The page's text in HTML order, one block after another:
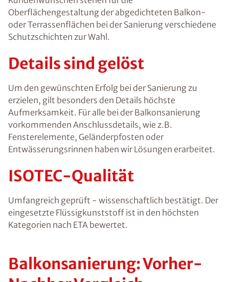
Oberflächengestaltung der abgedichteten Balkon-
oder Terrassenflächen bei der Sanierung verschiedene
Schutzschichten zur Wahl.
Details sind gelöst
Um den gewünschten Erfolg bei der Sanierung zu
erzielen, gilt besonders den Details höchste
Aufmerksamkeit. Für alle bei der Balkonsanierung
vorkommenden Anschlussdetails, wie z.B.
Fensterelemente, Geländerpfosten oder
Entwässerungsrinnen haben wir Lösungen erarbeitet.
ISOTEC-Qualität
Umfangreich geprüft - wissenschaftlich bestätigt. Der
eingesetzte Flüssigkunststoff ist in den höchsten
Kategorien nach ETA bewertet.
Balkonsanierung: Vorher-